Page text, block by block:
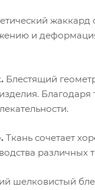
жаккард
и
Блестящий
Ткань сочетает
различных
шелковистый